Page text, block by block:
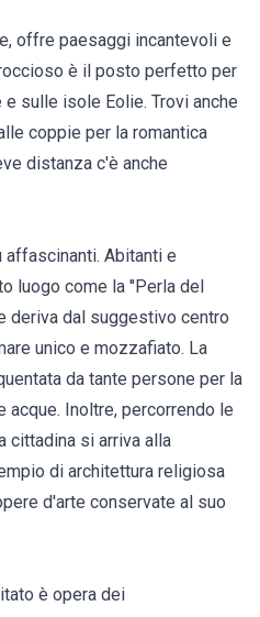
offre paesaggi incantevoli e
è il posto perfetto per
sulle isole Eolie. Trovi anche
coppie per la romantica
distanza c'è anche
affascinanti. Abitanti e
luogo come la ''Perla del
deriva dal suggestivo centro
unico e mozzafiato. La
da tante persone per la
Inoltre, percorrendo le
cittadina si arriva alla
di architettura religiosa
d'arte conservate al suo
è opera dei